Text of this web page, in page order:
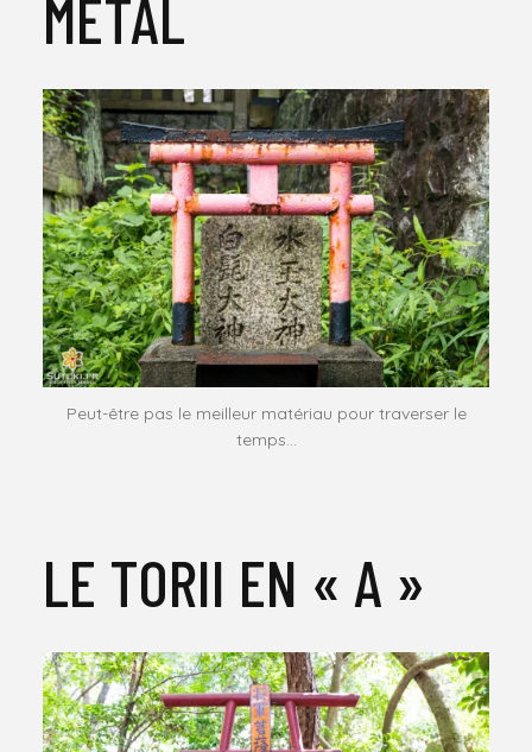
MÉTAL
Peut-être pas le meilleur matériau pour traverser le
temps…
LE TORII EN « A »